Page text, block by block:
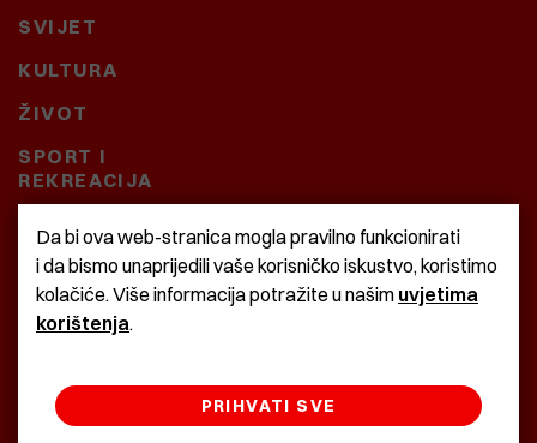
SVIJET
KULTURA
ŽIVOT
SPORT I
REKREACIJA
CRNA KRONIKA
BAŠTARDINI I PRAVI
KRASNA ZEMLJA
Da bi ova web-stranica mogla pravilno funkcionirati
i da bismo unaprijedili vaše korisničko iskustvo, koristimo
kolačiće. Više informacija potražite u našim uvjetima
korištenja.
PRIHVATI SVE